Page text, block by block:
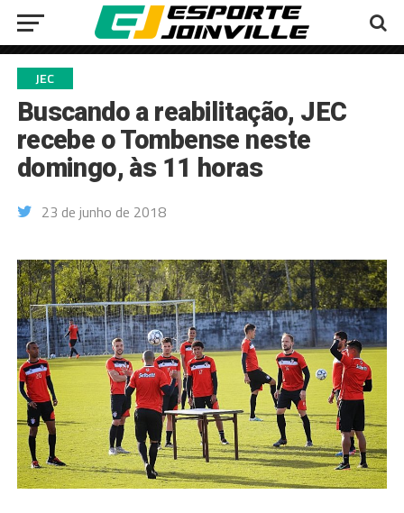
JEC
Buscando a reabilitação, JEC
recebe o Tombense neste
domingo, às 11 horas
23 de junho de 2018